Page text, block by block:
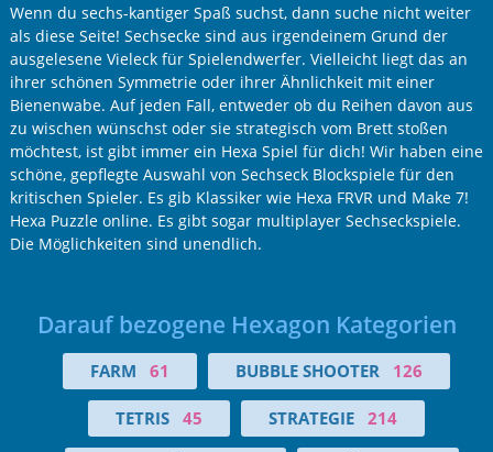
Wenn du sechs-kantiger Spaß suchst, dann suche nicht weiter
als diese Seite! Sechsecke sind aus irgendeinem Grund der
ausgelesene Vieleck für Spielendwerfer. Vielleicht liegt das an
ihrer schönen Symmetrie oder ihrer Ähnlichkeit mit einer
Bienenwabe. Auf jeden Fall, entweder ob du Reihen davon aus
zu wischen wünschst oder sie strategisch vom Brett stoßen
möchtest, ist gibt immer ein Hexa Spiel für dich! Wir haben eine
schöne, gepflegte Auswahl von Sechseck Blockspiele für den
kritischen Spieler. Es gib Klassiker wie Hexa FRVR und Make 7!
Hexa Puzzle online. Es gibt sogar multiplayer Sechseckspiele.
Die Möglichkeiten sind unendlich.
Darauf bezogene Hexagon Kategorien
FARM 61 BUBBLE SHOOTER 126
TETRIS 45 STRATEGIE 214